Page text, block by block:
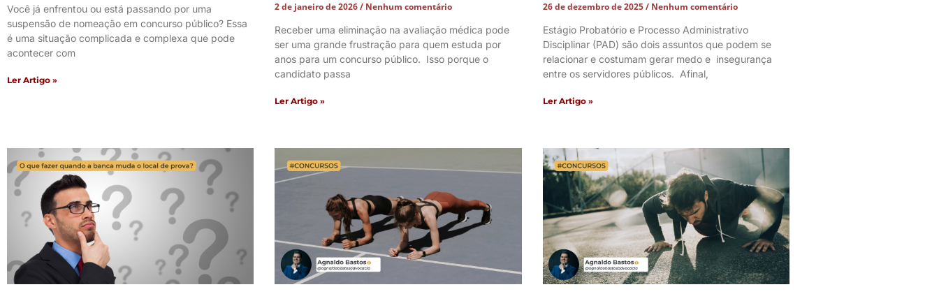
Você já enfrentou ou está passando por uma
suspensão de nomeação em concurso público? Essa
é uma situação complicada e complexa que pode
acontecer com
Ler Artigo »
2 de janeiro de 2026 Nenhum comentário
Receber uma eliminação na avaliação médica pode
ser uma grande frustração para quem estuda por
anos para um concurso público. Isso porque o
candidato passa
Ler Artigo »
26 de dezembro de 2025 Nenhum comentário
Estágio Probatório e Processo Administrativo
Disciplinar (PAD) são dois assuntos que podem se
relacionar e costumam gerar medo e insegurança
entre os servidores públicos. Afinal,
Ler Artigo »